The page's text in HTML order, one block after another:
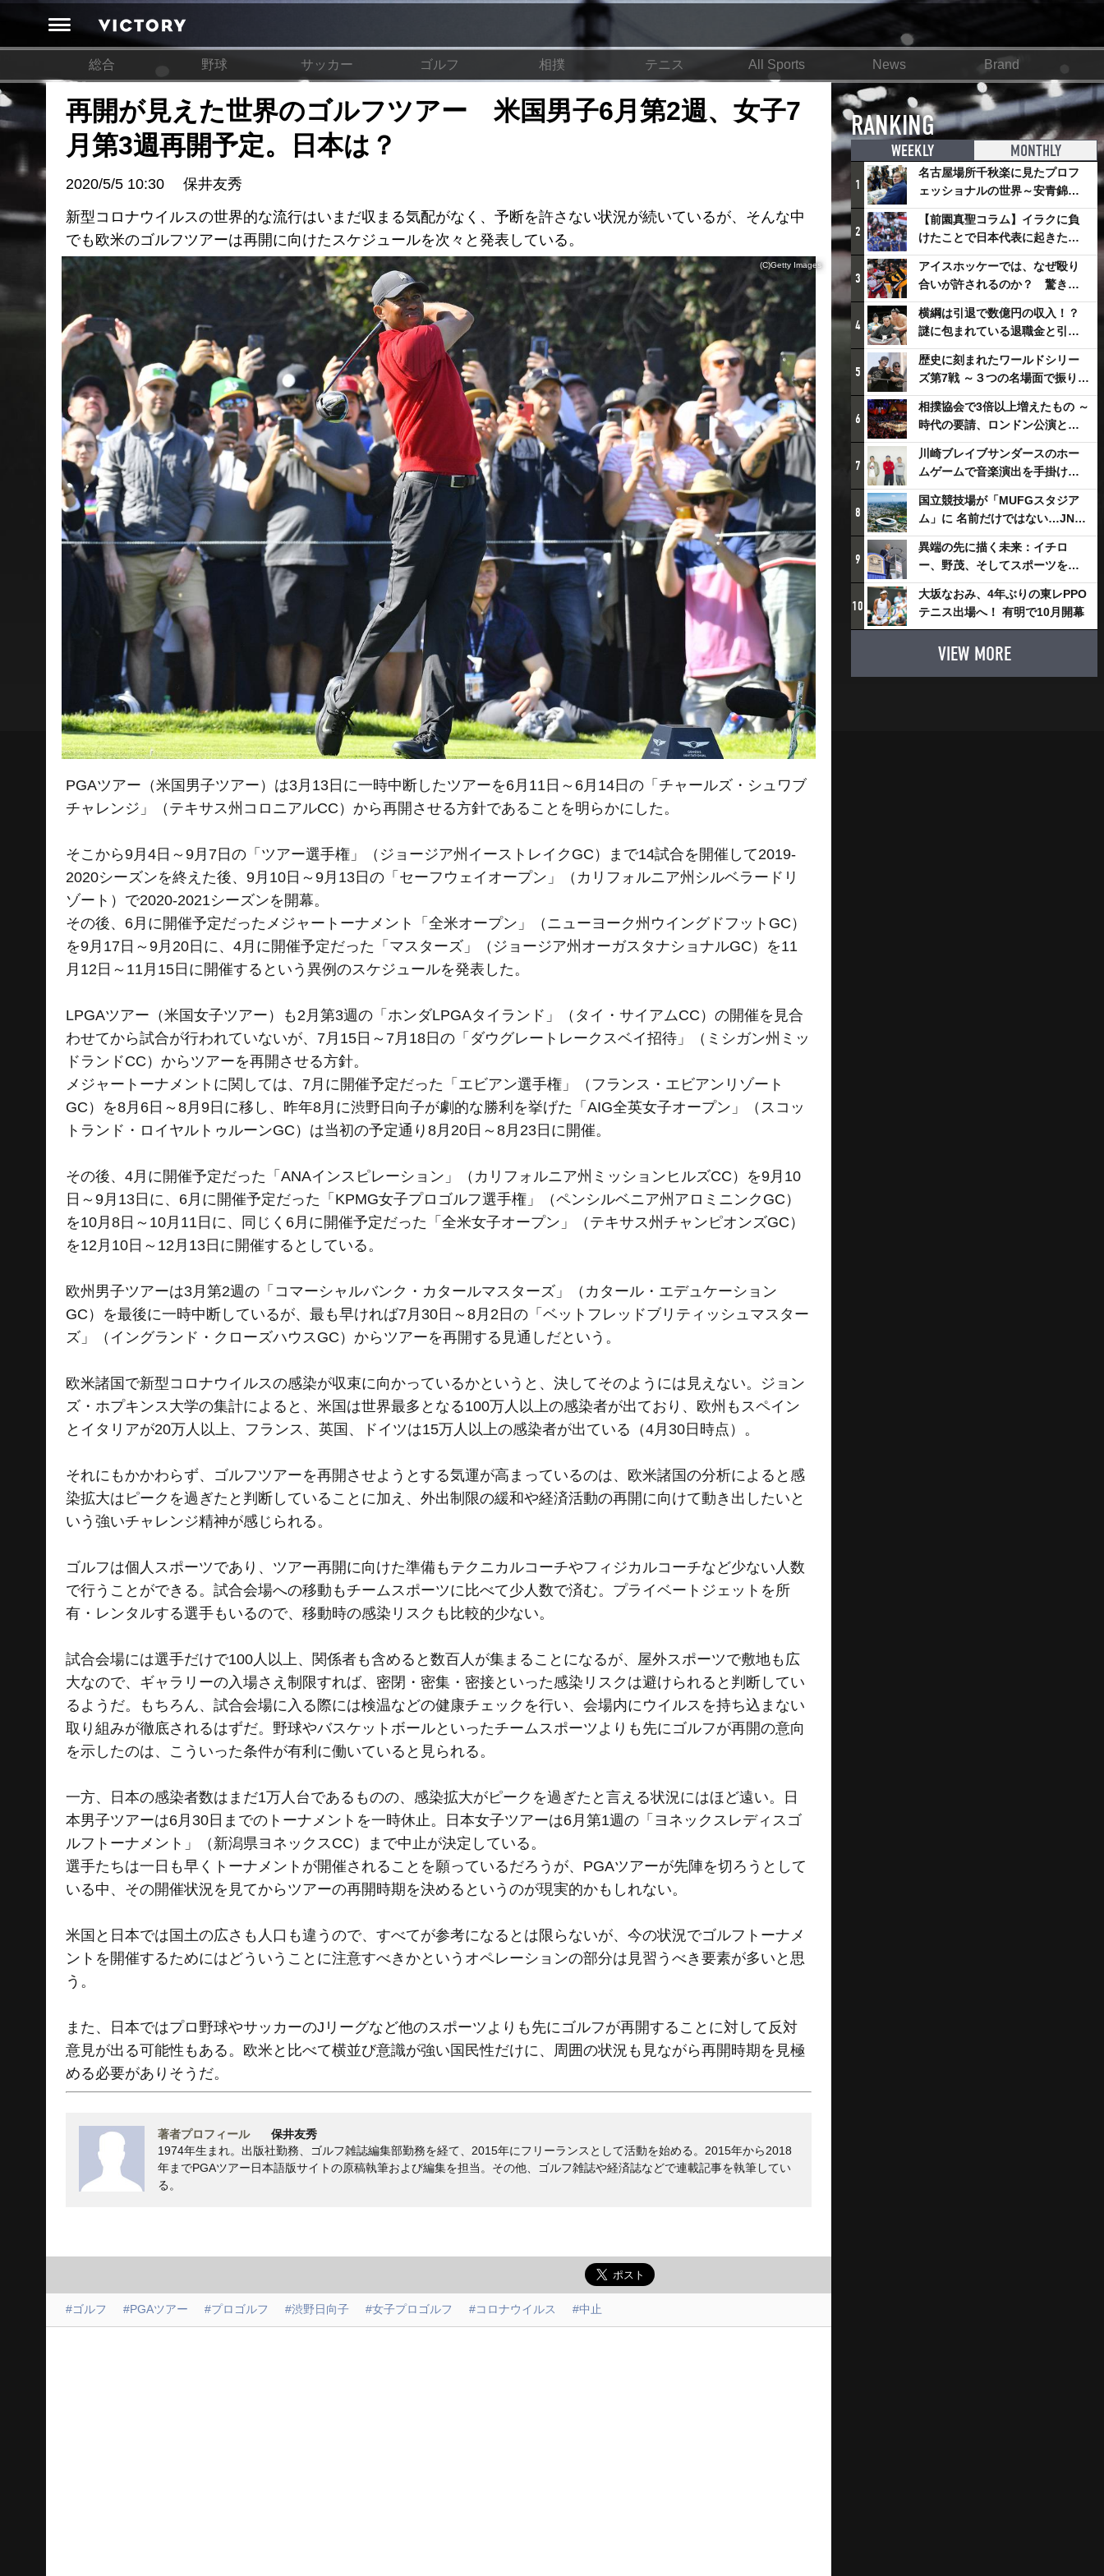
総合 野球 サッカー ゴルフ 相撲 テニス All Sports News Brand
再開が見えた世界のゴルフツアー 米国男子6月第2週、女子7
月第3週再開予定。日本は？
2020/5/5 10:30
保井友秀
新型コロナウイルスの世界的な流行はいまだ収まる気配がなく、予断を許さない状況が続いているが、そんな中
でも欧米のゴルフツアーは再開に向けたスケジュールを次々と発表している。
(C)Getty Images
PGAツアー（米国男子ツアー）は3月13日に一時中断したツアーを6月11日～6月14日の「チャールズ・シュワブ
チャレンジ」（テキサス州コロニアルCC）から再開させる方針であることを明らかにした。
そこから9月4日～9月7日の「ツアー選手権」（ジョージア州イーストレイクGC）まで14試合を開催して2019-
2020シーズンを終えた後、9月10日～9月13日の「セーフウェイオープン」（カリフォルニア州シルベラードリ
ゾート）で2020-2021シーズンを開幕。
その後、6月に開催予定だったメジャートーナメント「全米オープン」（ニューヨーク州ウイングドフットGC）
を9月17日～9月20日に、4月に開催予定だった「マスターズ」（ジョージア州オーガスタナショナルGC）を11
月12日～11月15日に開催するという異例のスケジュールを発表した。
LPGAツアー（米国女子ツアー）も2月第3週の「ホンダLPGAタイランド」（タイ・サイアムCC）の開催を見合
わせてから試合が行われていないが、7月15日～7月18日の「ダウグレートレークスベイ招待」（ミシガン州ミッ
ドランドCC）からツアーを再開させる方針。
メジャートーナメントに関しては、7月に開催予定だった「エビアン選手権」（フランス・エビアンリゾート
GC）を8月6日～8月9日に移し、昨年8月に渋野日向子が劇的な勝利を挙げた「AIG全英女子オープン」（スコッ
トランド・ロイヤルトゥルーンGC）は当初の予定通り8月20日～8月23日に開催。
その後、4月に開催予定だった「ANAインスピレーション」（カリフォルニア州ミッションヒルズCC）を9月10
日～9月13日に、6月に開催予定だった「KPMG女子プロゴルフ選手権」（ペンシルベニア州アロミニンクGC）
を10月8日～10月11日に、同じく6月に開催予定だった「全米女子オープン」（テキサス州チャンピオンズGC）
を12月10日～12月13日に開催するとしている。
欧州男子ツアーは3月第2週の「コマーシャルバンク・カタールマスターズ」（カタール・エデュケーション
GC）を最後に一時中断しているが、最も早ければ7月30日～8月2日の「ベットフレッドブリティッシュマスター
ズ」（イングランド・クローズハウスGC）からツアーを再開する見通しだという。
欧米諸国で新型コロナウイルスの感染が収束に向かっているかというと、決してそのようには見えない。ジョン
ズ・ホプキンス大学の集計によると、米国は世界最多となる100万人以上の感染者が出ており、欧州もスペイン
とイタリアが20万人以上、フランス、英国、ドイツは15万人以上の感染者が出ている（4月30日時点）。
それにもかかわらず、ゴルフツアーを再開させようとする気運が高まっているのは、欧米諸国の分析によると感
染拡大はピークを過ぎたと判断していることに加え、外出制限の緩和や経済活動の再開に向けて動き出したいと
いう強いチャレンジ精神が感じられる。
ゴルフは個人スポーツであり、ツアー再開に向けた準備もテクニカルコーチやフィジカルコーチなど少ない人数
で行うことができる。試合会場への移動もチームスポーツに比べて少人数で済む。プライベートジェットを所
有・レンタルする選手もいるので、移動時の感染リスクも比較的少ない。
試合会場には選手だけで100人以上、関係者も含めると数百人が集まることになるが、屋外スポーツで敷地も広
大なので、ギャラリーの入場さえ制限すれば、密閉・密集・密接といった感染リスクは避けられると判断してい
るようだ。もちろん、試合会場に入る際には検温などの健康チェックを行い、会場内にウイルスを持ち込まない
取り組みが徹底されるはずだ。野球やバスケットボールといったチームスポーツよりも先にゴルフが再開の意向
を示したのは、こういった条件が有利に働いていると見られる。
一方、日本の感染者数はまだ1万人台であるものの、感染拡大がピークを過ぎたと言える状況にはほど遠い。日
本男子ツアーは6月30日までのトーナメントを一時休止。日本女子ツアーは6月第1週の「ヨネックスレディスゴ
ルフトーナメント」（新潟県ヨネックスCC）まで中止が決定している。
選手たちは一日も早くトーナメントが開催されることを願っているだろうが、PGAツアーが先陣を切ろうとして
いる中、その開催状況を見てからツアーの再開時期を決めるというのが現実的かもしれない。
米国と日本では国土の広さも人口も違うので、すべてが参考になるとは限らないが、今の状況でゴルフトーナメ
ントを開催するためにはどういうことに注意すべきかというオペレーションの部分は見習うべき要素が多いと思
う。
また、日本ではプロ野球やサッカーのJリーグなど他のスポーツよりも先にゴルフが再開することに対して反対
意見が出る可能性もある。欧米と比べて横並び意識が強い国民性だけに、周囲の状況も見ながら再開時期を見極
める必要がありそうだ。
著者プロフィール
保井友秀
1974年生まれ。出版社勤務、ゴルフ雑誌編集部勤務を経て、2015年にフリーランスとして活動を始める。2015年から2018
年までPGAツアー日本語版サイトの原稿執筆および編集を担当。その他、ゴルフ雑誌や経済誌などで連載記事を執筆してい
る。
#ゴルフ #PGAツアー #プロゴルフ #渋野日向子 #女子プロゴルフ #コロナウイルス #中止
RANKING
WEEKLY MONTHLY
1
名古屋場所千秋楽に見たプロフ
ェッショナルの世界～安青錦の
優勝を巡るさまざまなドラマ
2
【前園真聖コラム】イラクに負
けたことで日本代表に起きたプ
ラスとは
3
アイスホッケーでは、なぜ殴り
合いが許されるのか？ 驚きの
「ファイティング」ルールにつ
いて
4
横綱は引退で数億円の収入！？
謎に包まれている退職金と引退
相撲興行
5
歴史に刻まれたワールドシリー
ズ第7戦 ～３つの名場面で振り返
る～
6
相撲協会で3倍以上増えたもの ～
時代の要請、ロンドン公演と古
式大相撲
7
川崎ブレイブサンダースのホー
ムゲームで音楽演出を手掛ける
スチャダラパーが川崎新！アリ
ーナシティ・プロジェクトを語
る 「楽しみでしかないでしょ。
川崎は、ずっと成長曲線だか
ら」
8
国立競技場が「MUFGスタジア
ム」に 名前だけではない…JNSE
とMUFGが“共創”し描く地域活
性化・社会価値創造の近未来図
とは
9
異端の先に描く未来：イチロ
ー、野茂、そしてスポーツを支
える科学界の挑戦
10
大坂なおみ、4年ぶりの東レPPO
テニス出場へ！ 有明で10月開幕
VIEW MORE